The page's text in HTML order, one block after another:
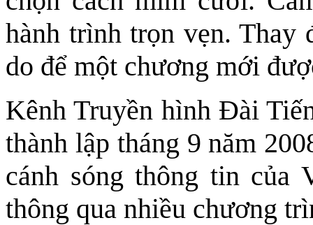
hành trình trọn vẹn.
do để một chương mới
Kênh Truyền hình Đài
thành lập tháng 9 năm
cánh sóng thông tin của
thông qua nhiều chương